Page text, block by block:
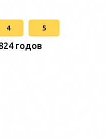
4 5
годов